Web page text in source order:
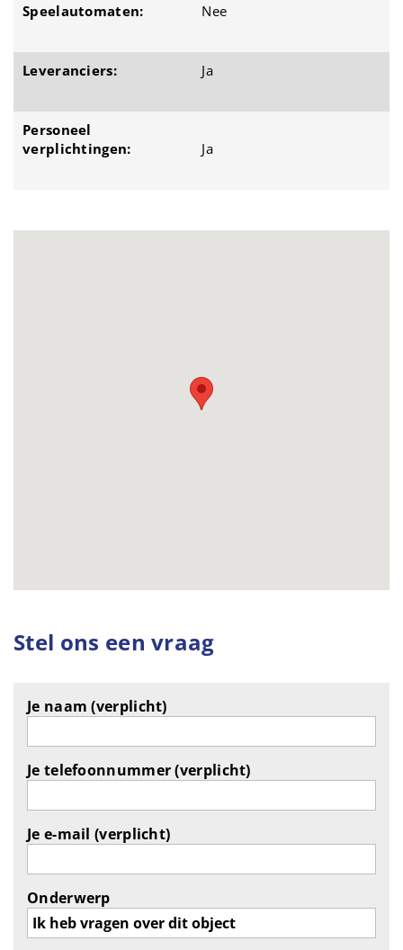
Speelautomaten: Nee
Leveranciers: Ja
Personeel
verplichtingen:
Ja
Stel ons een vraag
Je naam (verplicht)
Je telefoonnummer (verplicht)
Je e-mail (verplicht)
Onderwerp